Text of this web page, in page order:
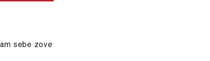
sebe zove